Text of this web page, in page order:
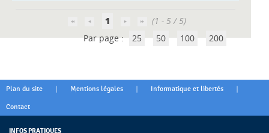
1
(1 - 5 / 5)
Par page : 25 50 100 200
Plan du site | Mentions légales | Informatique et libertés |
Contact
INFOS PRATIQUES